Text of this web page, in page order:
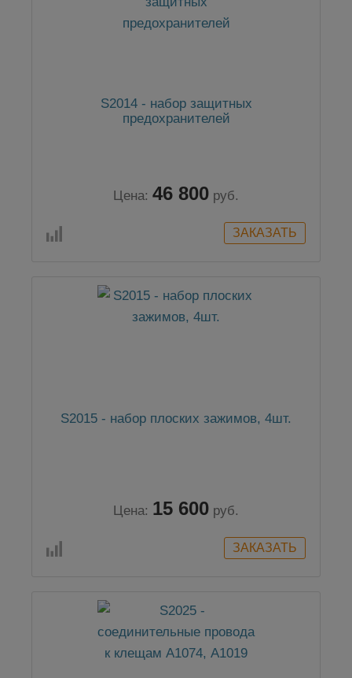
S2014 - набор защитных
предохранителей
Цена: 46 800 руб.
S2015 - набор плоских зажимов, 4шт.
Цена: 15 600 руб.